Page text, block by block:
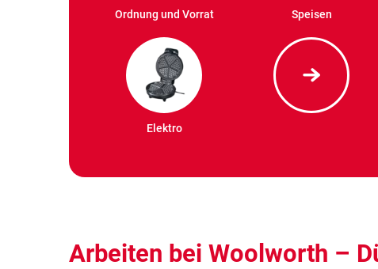
Ordnung und Vorrat Speisen
Elektro
Arbeiten bei Woolworth –